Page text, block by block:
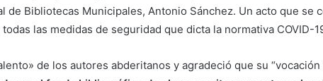
de Bibliotecas Municipales, Antonio Sánchez. Un acto que se
las medidas de seguridad que dicta la normativa COVID-
de los autores abderitanos y agradeció que su